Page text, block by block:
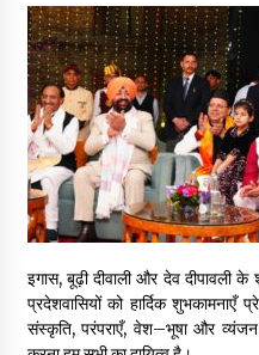
इगास, बूढ़ी दीवाली और देव दीपावली
प्रदेशवासियों को हार्दिक
संस्कृति, परंपराएँ, वेश–भूषा और व्यंजन